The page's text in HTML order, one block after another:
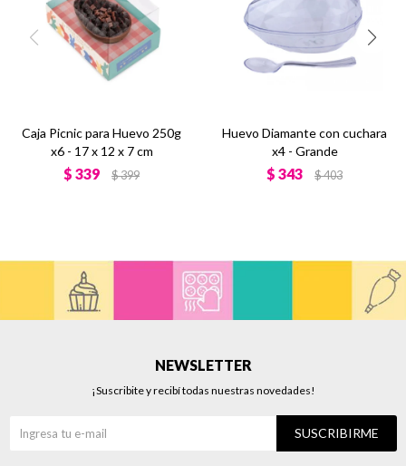
Caja Picnic para Huevo 250g
x6 - 17 x 12 x 7 cm
$ 339 $399
Huevo Diamante con cuchara
x4 - Grande
$ 343 $403
NEWSLETTER
¡Suscribite y recibí todas nuestras novedades!
SUSCRIBIRME